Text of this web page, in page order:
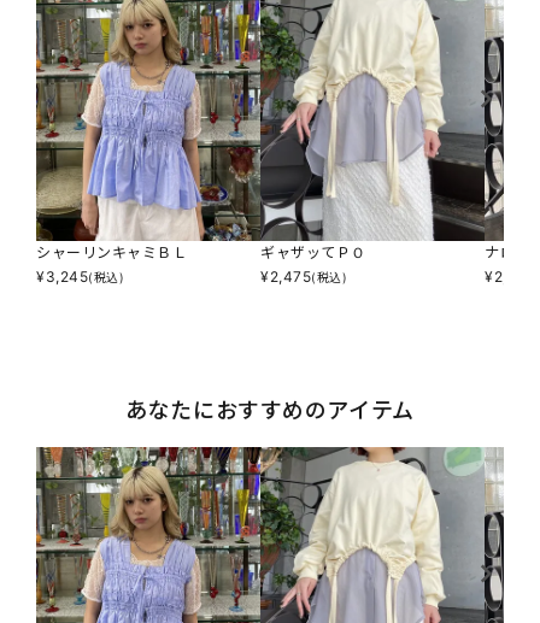
シャーリンキャミＢＬ
¥3,245(税込)
ギャザッてＰＯ
¥2,475(税込)
ナロー
¥2,596
あなたにおすすめのアイテム